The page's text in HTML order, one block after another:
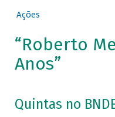
Ações
“Roberto
Anos”
Quintas no